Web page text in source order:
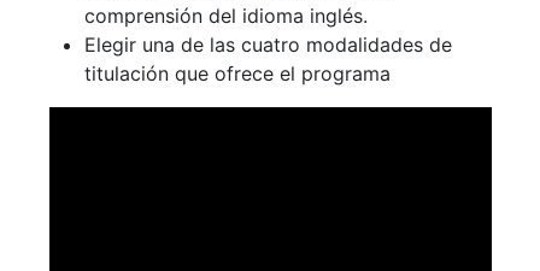
comprensión del idioma inglés.
Elegir una de las cuatro modalidades de
titulación que ofrece el programa